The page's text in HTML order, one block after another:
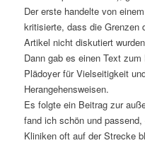
Der erste handelte von
kritisierte, dass die Grenzen
Artikel nicht diskutiert
Dann gab es einen Text
Plädoyer für Vielseitigkeit
Herangehensweisen.
Es folgte ein Beitrag zur
fand ich schön und
Kliniken oft auf der Strecke